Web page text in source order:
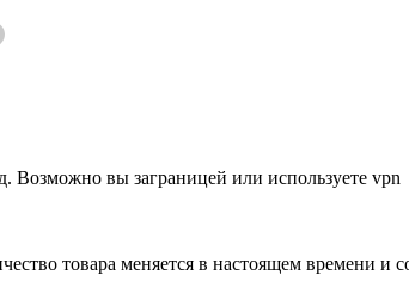
Возможно вы заграницей или используете vpn
товара меняется в настоящем времени и